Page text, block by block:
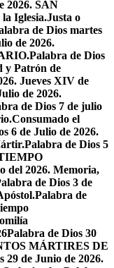
2026. SAN
Iglesia.Justa o
de Dios martes
de 2026.
Palabra de Dios
y Patrón de
Jueves XIV de
de 2026.
de Dios 7 de julio
Consumado el
6 de Julio de 2026.
Palabra de Dios 5
del 2026. Memoria,
de Dios 3 de
Palabra de
Palabra de Dios 30
MÁRTIRES DE
29 de Junio de 2026.